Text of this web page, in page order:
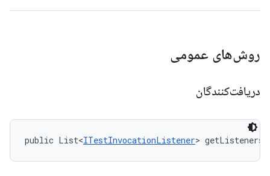
روش‌های عمومی
دریافت‌کنندگان
public List<ITestInvocationListener>